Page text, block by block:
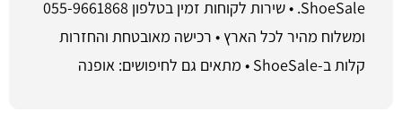
ShoeSale. • שירות לקוחות זמין בטלפון 055-9661868
ומשלוח מהיר לכל הארץ • רכישה מאובטחת והחזרות
קלות ב-ShoeSale • מתאים גם לחיפושים: אופנה